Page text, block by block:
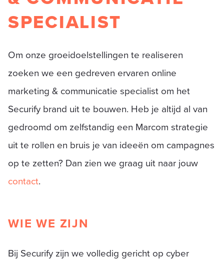
SPECIALIST
Om onze groeidoelstellingen te realiseren
zoeken we een gedreven ervaren online
marketing & communicatie specialist om het
Securify brand uit te bouwen. Heb je altijd al van
gedroomd om zelfstandig een Marcom strategie
uit te rollen en bruis je van ideeën om campagnes
op te zetten? Dan zien we graag uit naar jouw
contact.
WIE WE ZIJN
Bij Securify zijn we volledig gericht op cyber